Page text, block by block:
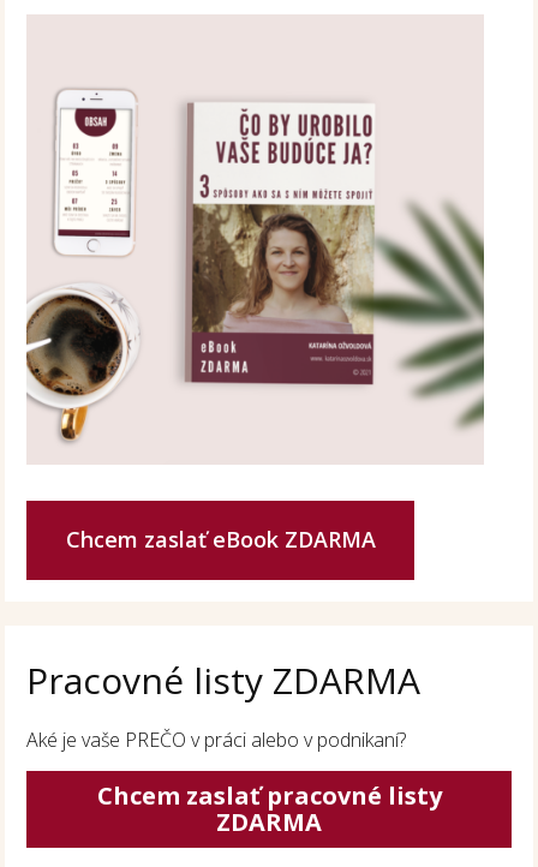
Chcem zaslať eBook ZDARMA
Pracovné listy ZDARMA
Aké je vaše PREČO v práci alebo v podnikaní?
Chcem zaslať pracovné listy
ZDARMA